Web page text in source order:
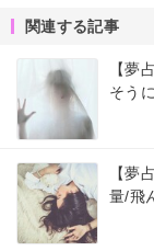
関連する記事
【夢
そう
【夢
量/飛